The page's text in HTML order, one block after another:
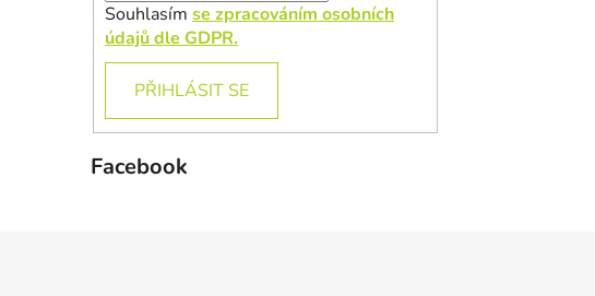
Souhlasím se zpracováním osobních
údajů dle GDPR.
PŘIHLÁSIT SE
Facebook